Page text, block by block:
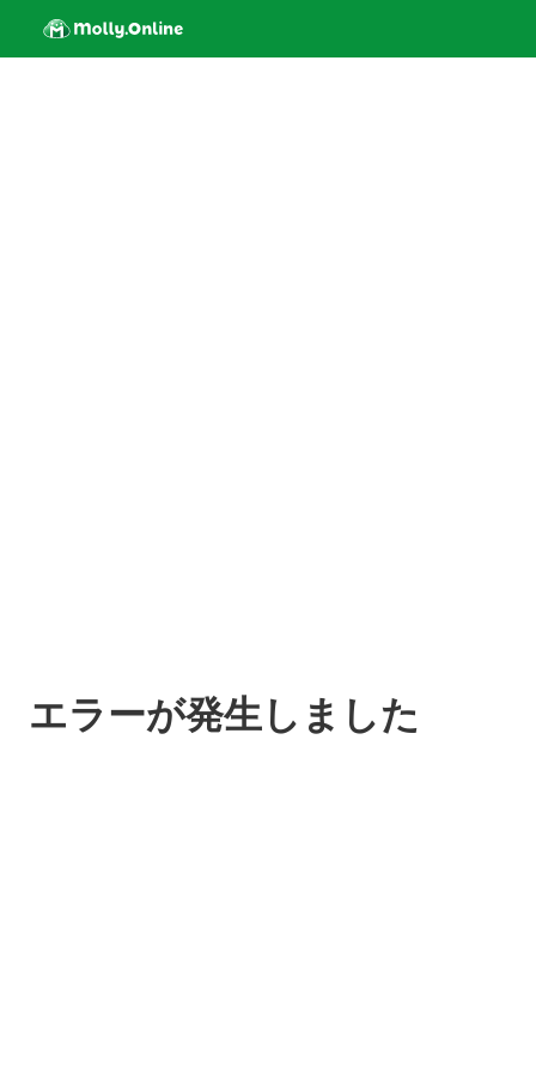
エラーが発生しました